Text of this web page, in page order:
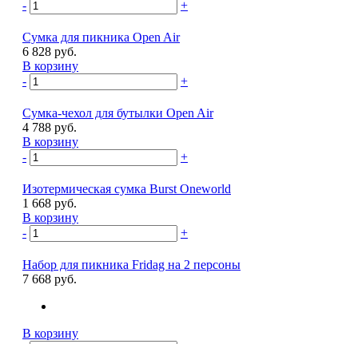
-
+
Сумка для пикника Open Air
6 828 руб.
В корзину
-
+
Сумка-чехол для бутылки Open Air
4 788 руб.
В корзину
-
+
Изотермическая сумка Burst Oneworld
1 668 руб.
В корзину
-
+
Набор для пикника Fridag на 2 персоны
7 668 руб.
В корзину